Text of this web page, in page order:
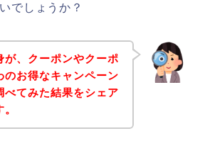
でしょうか？
が、クーポンやクーポ
のお得なキャンペーン
べてみた結果をシェア